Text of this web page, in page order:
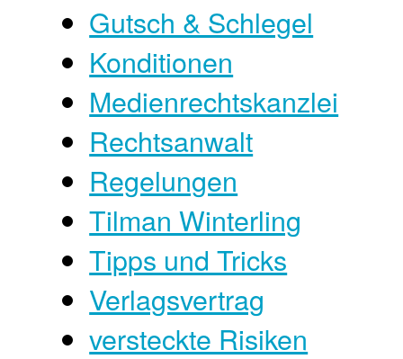
Gutsch & Schlegel
Konditionen
Medienrechtskanzlei
Rechtsanwalt
Regelungen
Tilman Winterling
Tipps und Tricks
Verlagsvertrag
versteckte Risiken